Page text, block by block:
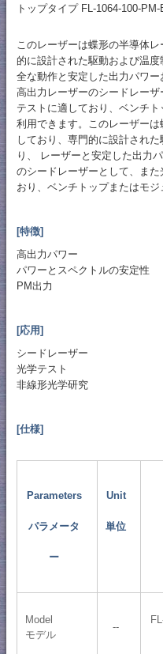
トップタイプ FL-1064-100-PM-
このレーザーは蝶形の半導体
的に設計された駆動および温
全な動作と安定した出力パワー
高出力レーザーのシードレー
テストに適しており、ベンチ
利用できます。このレーザー
しており、専門的に設計され
り、 レーザーと安定した出力
のシードレーザーとして、ま
おり、ベンチトップまたはモジ
[特徴]
高出力パワー
パワーとスペクトルの安定性
PM出力
[応用]
シードレーザー
光学テスト
非線形光学研究
[仕様]
Parameters
パラメータ
ー
Unit
単位
Model
モデル
--